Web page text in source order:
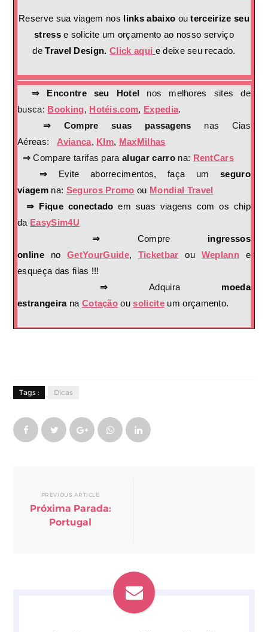
Reserve sua viagem nos links abaixo ou terceirize seu
stresse solicite um orçamento ao nosso serviço
deTravel Design.Click aqui e deixe seu recado.
⇒ Encontre seu Hotel nos melhores sites de
busca: Booking, Hotéis.com, Expedia.
⇒ Compre suas passagens nas Cias
Aéreas:
Avianca, Klm, MaxMilhas
⇒ Compare tarifas paraalugar carrona: RentCars
⇒ Evite aborrecimentos, faça umseguro
viagemna: Seguros Promo ou Mondial Travel
⇒ Fique conectado em suas viagens com os chip
da EasySim4U
⇒ Compre ingressos
onlineno GetYourGuide, Ticketbar ou Weplanne
esqueça das filas !!!
⇒ Adquira moeda
estrangeirana Cotação ousoliciteum orçamento.
Tags : Dicas
PREVIOUS ARTICLE
Próxima Parada:
Portugal